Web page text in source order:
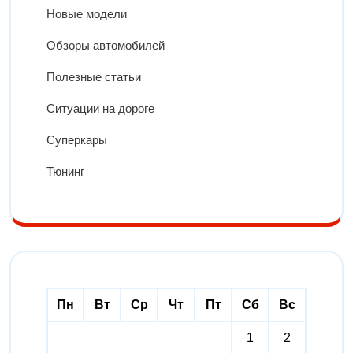
Новые модели
Обзоры автомобилей
Полезные статьи
Ситуации на дороге
Суперкары
Тюнинг
Пн Вт Ср Чт Пт Сб Вс
1 2